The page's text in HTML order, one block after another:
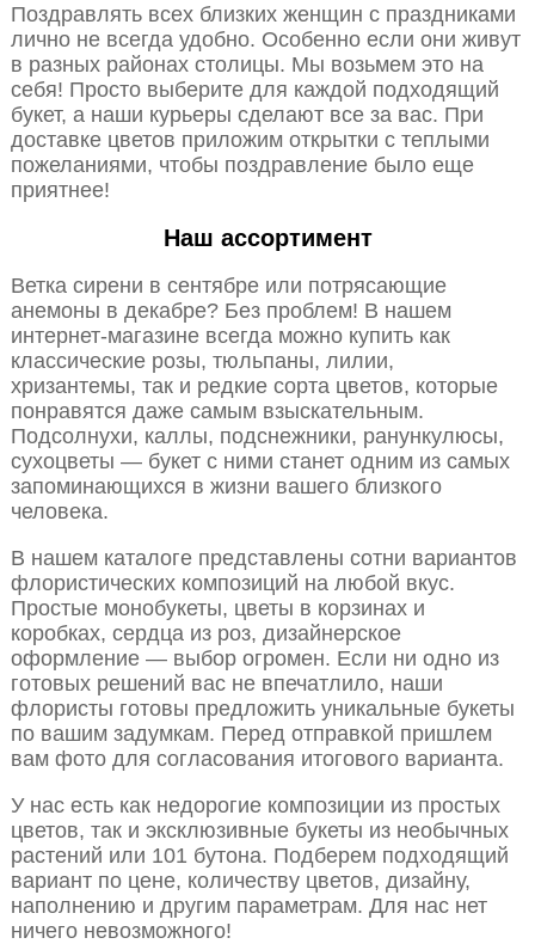
Поздравлять всех близких женщин с праздниками
лично не всегда удобно. Особенно если они живут
в разных районах столицы. Мы возьмем это на
себя! Просто выберите для каждой подходящий
букет, а наши курьеры сделают все за вас. При
доставке цветов приложим открытки с теплыми
пожеланиями, чтобы поздравление было еще
приятнее!
Наш ассортимент
Ветка сирени в сентябре или потрясающие
анемоны в декабре? Без проблем! В нашем
интернет-магазине всегда можно купить как
классические розы, тюльпаны, лилии,
хризантемы, так и редкие сорта цветов, которые
понравятся даже самым взыскательным.
Подсолнухи, каллы, подснежники, ранункулюсы,
сухоцветы — букет с ними станет одним из самых
запоминающихся в жизни вашего близкого
человека.
В нашем каталоге представлены сотни вариантов
флористических композиций на любой вкус.
Простые монобукеты, цветы в корзинах и
коробках, сердца из роз, дизайнерское
оформление — выбор огромен. Если ни одно из
готовых решений вас не впечатлило, наши
флористы готовы предложить уникальные букеты
по вашим задумкам. Перед отправкой пришлем
вам фото для согласования итогового варианта.
У нас есть как недорогие композиции из простых
цветов, так и эксклюзивные букеты из необычных
растений или 101 бутона. Подберем подходящий
вариант по цене, количеству цветов, дизайну,
наполнению и другим параметрам. Для нас нет
ничего невозможного!